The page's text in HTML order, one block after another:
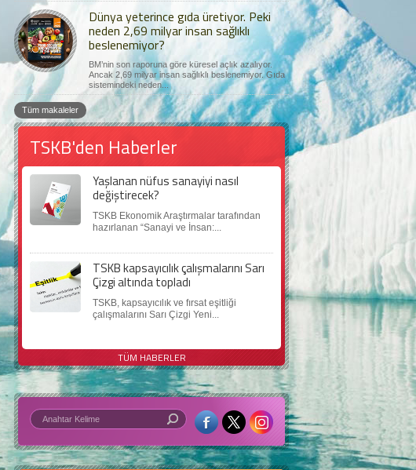
Dünya yeterince gıda üretiyor. Peki
neden 2,69 milyar insan sağlıklı
beslenemiyor?
BM’nin son raporuna göre küresel açlık azalıyor.
Ancak 2,69 milyar insan sağlıklı beslenemiyor. Gıda
sistemindeki neden...
Tüm makaleler
TSKB'den Haberler
Yaşlanan nüfus sanayiyi nasıl
değiştirecek?
TSKB Ekonomik Araştırmalar tarafından
hazırlanan “Sanayi ve İnsan:...
TSKB kapsayıcılık çalışmalarını Sarı
Çizgi altında topladı
TSKB, kapsayıcılık ve fırsat eşitliği
çalışmalarını Sarı Çizgi Yeni...
TÜM HABERLER